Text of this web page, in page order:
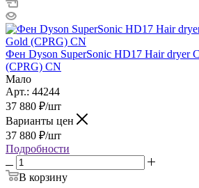
Фен Dyson SuperSonic HD17 Hair dryer
(CPRG) CN
Мало
Арт.: 44244
37 880 ₽/шт
Варианты цен
37 880 ₽/шт
Подробности
В корзину